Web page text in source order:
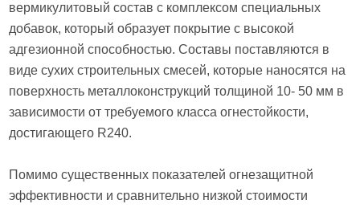
вермикулитовый состав с комплексом специальных
добавок, который образует покрытие с высокой
адгезионной способностью. Составы поставляются в
виде сухих строительных смесей, которые наносятся на
поверхность металлоконструкций толщиной 10- 50 мм в
зависимости от требуемого класса огнестойкости,
достигающего R240.
Помимо существенных показателей огнезащитной
эффективности и сравнительно низкой стоимости